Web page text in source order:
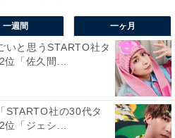
一週間 一ヶ月
いと思うSTARTO社タ
「佐久間...
STARTO社の30代タ
「ジェシ...